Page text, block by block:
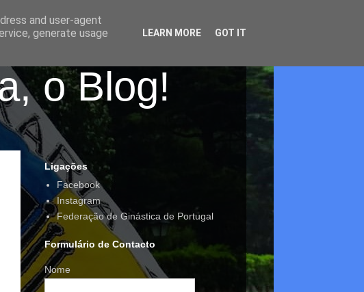
o Blog!
Ligações
Facebook
Instagram
Federação de Ginástica de Portugal
Formulário de Contacto
Nome
and user-agent
generate usage
LEARN MORE GOT IT